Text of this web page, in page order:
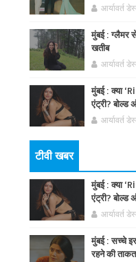
आर्यावर्त
मुंबई : ग्लैमर
खतीब
आर्यावर्त
मुंबई : क्या
एंट्री? बोल्ड
आर्यावर्त
टीवी खबर
मुंबई : क्या
एंट्री? बोल्ड
आर्यावर्त
मुंबई : सच्चे
रहने की